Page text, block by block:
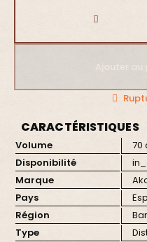
Ajouter
CARACTÉRISTIQUES
Volume
70
Disponibilité
Marque
Pays
Région
Type